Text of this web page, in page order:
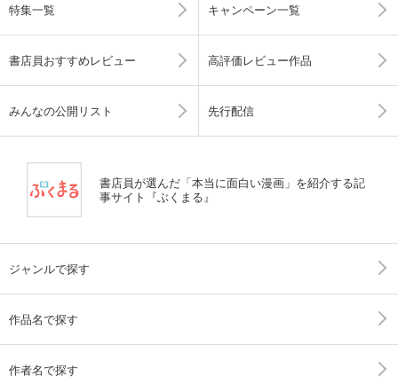
特集一覧 キャンペーン一覧
書店員おすすめレビュー 高評価レビュー作品
みんなの公開リスト 先行配信
書店員が選んだ「本当に面白い漫画」を紹介する記
事サイト『ぶくまる』
ジャンルで探す
作品名で探す
作者名で探す